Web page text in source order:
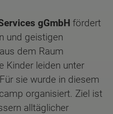
gGmbH fördert
und geistigen
dem Raum
Kinder leiden unter
sie wurde in diesem
organisiert. Ziel ist
alltäglicher